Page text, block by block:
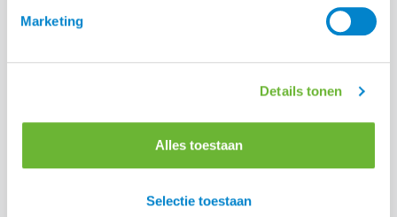
Marketing
Details tonen
Alles toestaan
Selectie toestaan